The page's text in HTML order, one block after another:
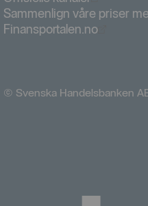
Sammenlign våre priser
Finansportalen.no
© Svenska Handelsbanken